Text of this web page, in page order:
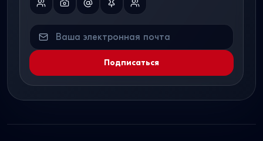
Подписаться